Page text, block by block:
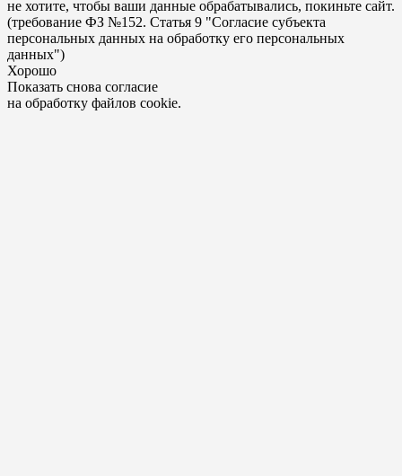
не хотите, чтобы ваши данные обрабатывались, покиньте сайт.
(требование ФЗ №152. Статья 9 "Согласие субъекта
персональных данных на обработку его персональных
данных")
Хорошо
Показать снова согласие
на обработку файлов cookie.